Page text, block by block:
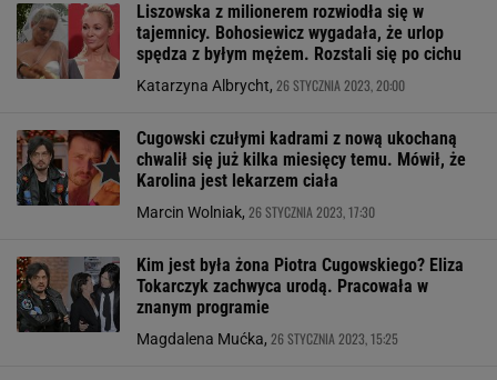
Liszowska z milionerem rozwiodła się w
tajemnicy. Bohosiewicz wygadała, że urlop
spędza z byłym mężem. Rozstali się po cichu
Katarzyna Albrycht, 26 STYCZNIA 2023, 20:00
Cugowski czułymi kadrami z nową ukochaną
chwalił się już kilka miesięcy temu. Mówił, że
Karolina jest lekarzem ciała
Marcin Wolniak, 26 STYCZNIA 2023, 17:30
Kim jest była żona Piotra Cugowskiego? Eliza
Tokarczyk zachwyca urodą. Pracowała w
znanym programie
Magdalena Mućka, 26 STYCZNIA 2023, 15:25